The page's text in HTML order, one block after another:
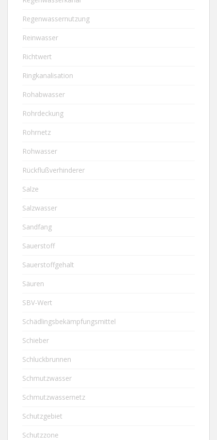
Regenwassernutzung
Reinwasser
Richtwert
Ringkanalisation
Rohabwasser
Rohrdeckung
Rohrnetz
Rohwasser
Rückflußverhinderer
Salze
Salzwasser
Sandfang
Sauerstoff
Sauerstoffgehalt
Säuren
SBV-Wert
Schädlingsbekämpfungsmittel
Schieber
Schluckbrunnen
Schmutzwasser
Schmutzwassernetz
Schutzgebiet
Schutzzone